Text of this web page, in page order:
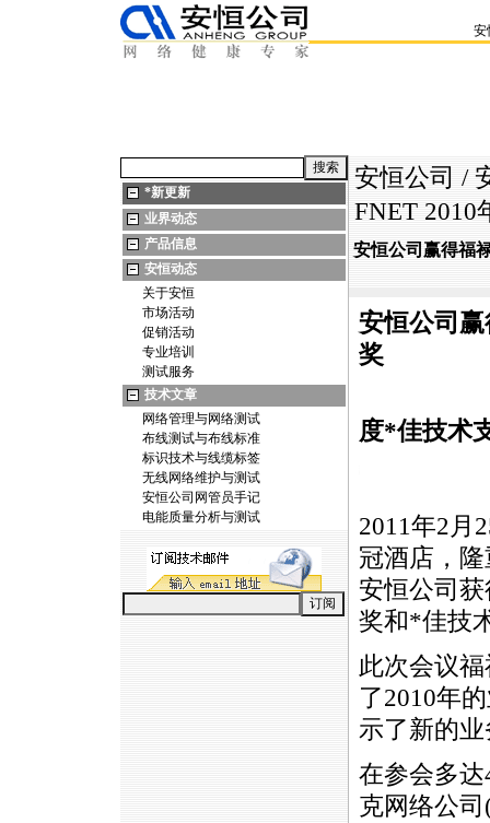
安
*新更新
业界动态
产品信息
安恒动态
关于安恒
市场活动
促销活动
专业培训
测试服务
技术文章
网络管理与网络测试
布线测试与布线标准
标识技术与线缆标签
无线网络维护与测试
安恒公司网管员手记
电能质量分析与测试
安恒公司 /
FNET 2010
安恒公司赢得福
安恒公司
奖
度*佳技术
2011年2月
冠酒店，
安恒公司
奖和*佳技
此次会议
了2010年
示了新的
在参会多
克网络公司